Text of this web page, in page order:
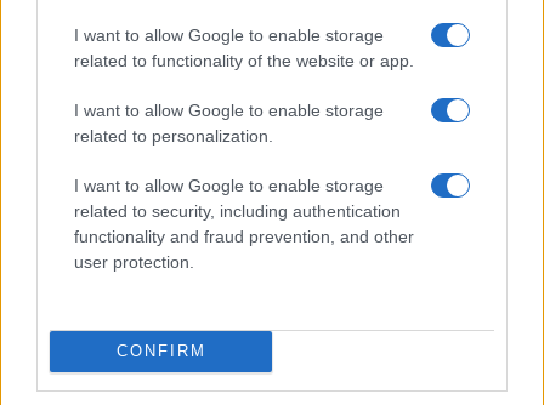
I want to allow Google to enable storage
related to functionality of the website or app.
I want to allow Google to enable storage
related to personalization.
I want to allow Google to enable storage
related to security, including authentication
functionality and fraud prevention, and other
user protection.
CONFIRM
Max Del Papa